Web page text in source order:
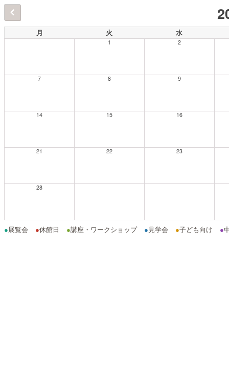
月 火 水
1 2
7 8 9
14 15 16
21 22 23
28
●展覧会 ●休館日 ●講座・ワークショップ ● 見学会 ●子ども向け ●